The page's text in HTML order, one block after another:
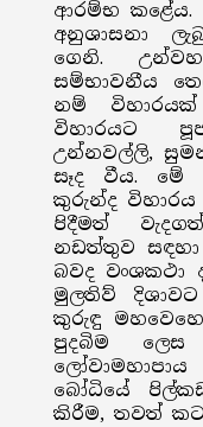
ආරම්භ කළේය.
අනුශාසනා
ගෙනි.
සම්භාවනීය
නම්
විහාරයට
උන්නවල්ලි,
සෑද වීය. මේ
කුරුන්ද
පිදීමත්
නඩත්තුව
බවද වංශකථා
මුලතිව්
කුරුඳු
පුදබිම ලෙස
බෝධියේ
කිරීම, තවත්